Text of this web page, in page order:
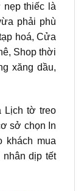
thiếc là
phải phù
hoá, Cửa
Shop thời
xăng dầu,
Lịch tờ treo
sở chọn In
khách mua
dịp tết